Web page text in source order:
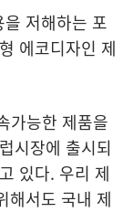
저해하는 포
에코디자인 제
가능한 제품을
시장에 출시되
있다. 우리 제
해서도 국내 제